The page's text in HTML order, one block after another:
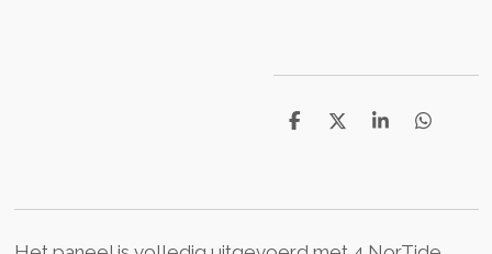
S
e
S
e
S
e
S
e